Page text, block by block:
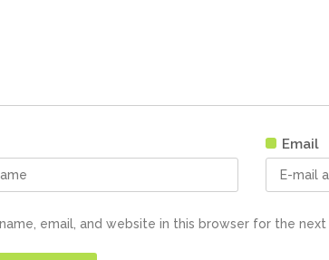
Email
email, and website in this browser for the next